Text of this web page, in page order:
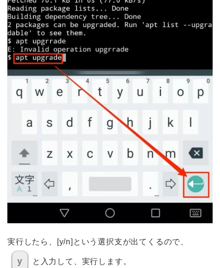
実行したら、[y/n]という選択支が出てくるので、
y と入力して、実行します。